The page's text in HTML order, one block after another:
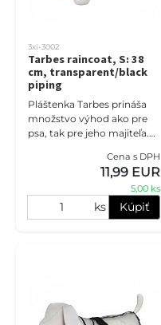
3xi-3002
Tarbes raincoat, S: 38
cm, transparent/black
piping
Pláštenka Tarbes prináša
množstvo výhod ako pre
psa, tak pre jeho majiteľa.
vychádza v ústrety ich
potrebám počas
Cena s DPH
11,99 EUR
5,00 ks
ks Kúpiť